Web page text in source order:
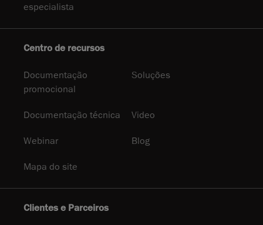
especialista
Centro de recursos
Documentação
promocional
Soluções
Documentação técnica Video
Webinar Blog
Mapa do site
Clientes e Parceiros